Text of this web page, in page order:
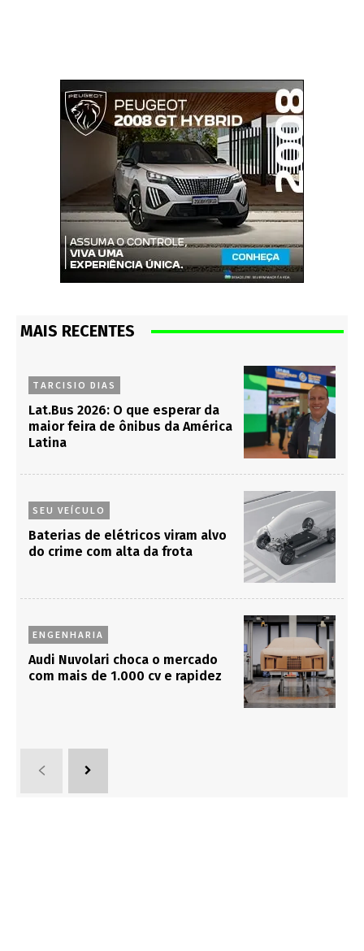
MAIS RECENTES
TARCISIO DIAS
Lat.Bus 2026: O que esperar da
maior feira de ônibus da América
Latina
SEU VEÍCULO
Baterias de elétricos viram alvo
do crime com alta da frota
ENGENHARIA
Audi Nuvolari choca o mercado
com mais de 1.000 cv e rapidez